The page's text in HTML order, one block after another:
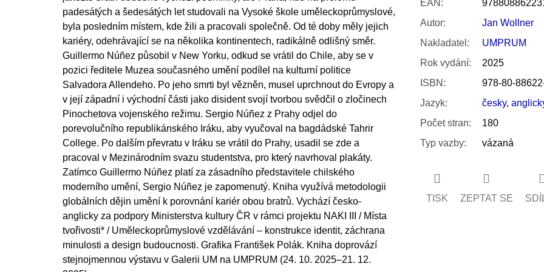
padesátých a šedesátých let studovali na Vysoké škole uměleckoprůmyslové,
byla posledním místem, kde žili a pracovali společně. Od té doby měly jejich
kariéry, odehrávající se na několika kontinentech, radikálně odlišný směr.
Guillermo Núñez působil v New Yorku, odkud se vrátil do Chile, aby se v
pozici ředitele Muzea současného umění podílel na kulturní politice
Salvadora Allendeho. Po jeho smrti byl vězněn, musel uprchnout do Evropy a
v její západní i východní části jako disident svojí tvorbou svědčil o zločinech
Pinochetova vojenského režimu. Sergio Núñez z Prahy odjel do
porevolučního republikánského Iráku, aby vyučoval na bagdádské Tahrir
College. Po dalším převratu v Iráku se vrátil do Prahy, usadil se zde a
pracoval v Mezinárodním svazu studentstva, pro který navrhoval plakáty.
Zatímco Guillermo Núñez platí za zásadního představitele chilského
moderního umění, Sergio Núñez je zapomenutý. Kniha využívá metodologii
globálních dějin umění k porovnání kariér obou bratrů. Vychází česko-
anglicky za podpory Ministerstva kultury ČR v rámci projektu NAKI III / Místa
tvořivosti* / Uměleckoprůmyslové vzdělávání – konstrukce identit, záchrana
minulosti a design budoucnosti. Grafika František Polák. Kniha doprovází
stejnojmennou výstavu v Galerii UM na UMPRUM (24. 10. 2025–21. 12.
EAN :
Autor:
Jan Wollner
Nakladatel :
UMPRUM
Rok vydání:
2025
ISBN :
978-80-
Jazyk: česky,
Počet stran:
180
Typ vazby: vázaná
TISK ZEPTAT SE